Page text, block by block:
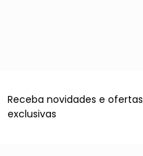
Receba novidades e ofertas
exclusivas